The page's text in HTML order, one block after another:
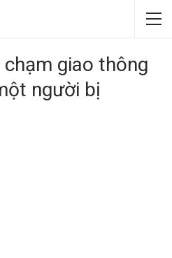
chạm giao thông
người bị